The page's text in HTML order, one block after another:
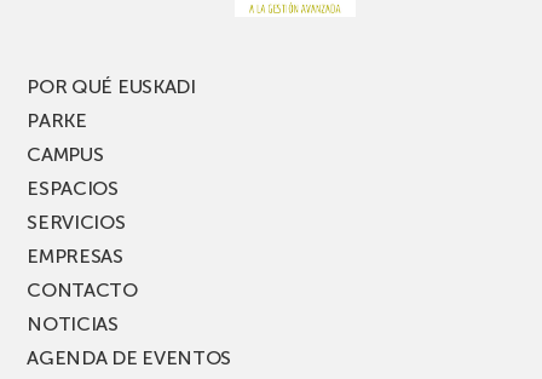
PARKEA
MUSIK
POR QUÉ EUSKADI
PARKE
CAMPUS
ESPACIOS
SERVICIOS
EMPRESAS
CONTACTO
NOTICIAS
AGENDA DE EVENTOS